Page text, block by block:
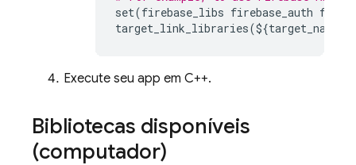
set(firebase_libs firebase_auth
target_link_libraries(${target_name
Execute seu app em C++.
Bibliotecas disponíveis
(computador)